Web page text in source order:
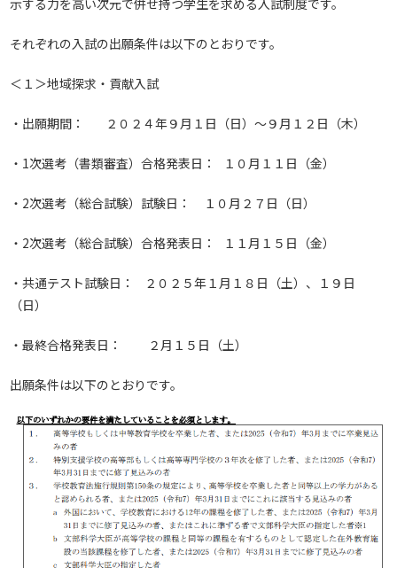
それぞれの入試の出願条件は以下のとおりです。
＜１＞地域探求・貢献入試
・出願期間： ２０２４年９月１日（日）～９月１２日（木）
・1次選考（書類審査）合格発表日： １０月１１日（金）
・2次選考（総合試験）試験日： １０月２７日（日）
・2次選考（総合試験）合格発表日： １１月１５日（金）
・共通テスト試験日： ２０２５年１月１８日（土）、１９日
（日）
・最終合格発表日： ２月１５日（土）
出願条件は以下のとおりです。